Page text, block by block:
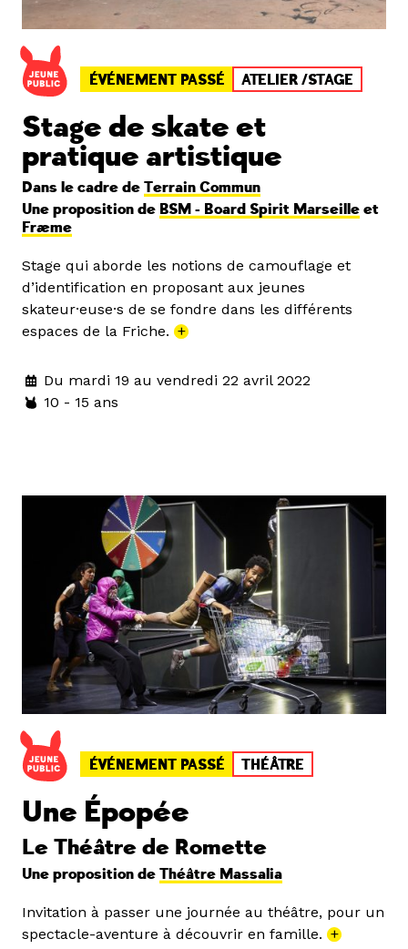
ÉVÉNEMENT PASSÉ ATELIER /STAGE
Stage de skate et
pratique artistique
Dans le cadre de Terrain Commun
Une proposition de BSM - Board Spirit Marseille et
Fræme
Stage qui aborde les notions de camouflage et
d’identification en proposant aux jeunes
skateur·euse·s de se fondre dans les différents
espaces de la Friche. +
Du mardi 19 au vendredi 22 avril 2022
10 - 15 ans
ÉVÉNEMENT PASSÉ THÉÂTRE
Une Épopée
Le Théâtre de Romette
Une proposition de Théâtre Massalia
Invitation à passer une journée au théâtre, pour un
spectacle-aventure à découvrir en famille. +